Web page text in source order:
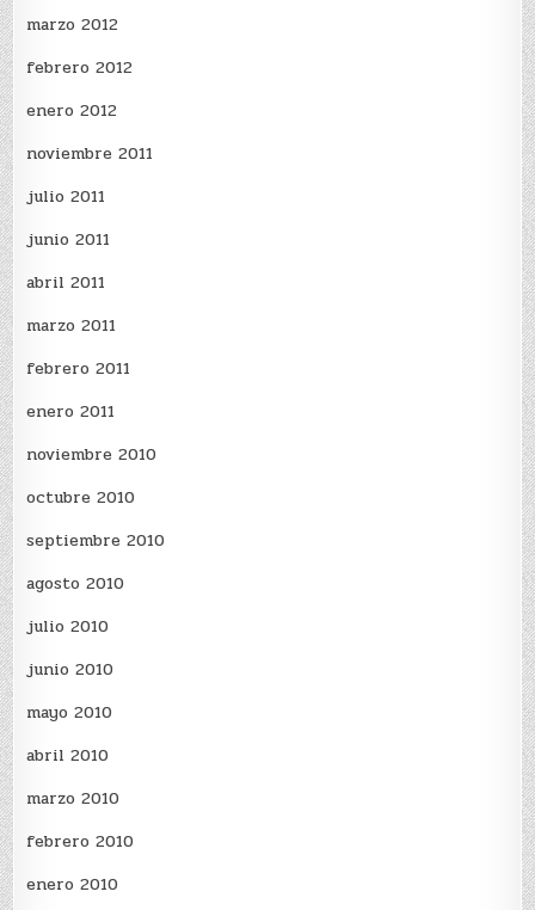
marzo 2012
febrero 2012
enero 2012
noviembre 2011
julio 2011
junio 2011
abril 2011
marzo 2011
febrero 2011
enero 2011
noviembre 2010
octubre 2010
septiembre 2010
agosto 2010
julio 2010
junio 2010
mayo 2010
abril 2010
marzo 2010
febrero 2010
enero 2010